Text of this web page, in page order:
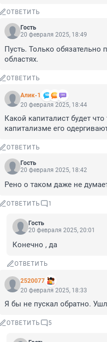
ОТВЕТИТЬ
Гость
20 февраля 2025, 18:49
Пусть. Только
областях.
ОТВЕТИТЬ
Алик-1
20 февраля 2025, 18:44
Какой капиталист будет
капитализме его
ОТВЕТИТЬ
Гость
20 февраля 2025, 18:42
Рено о таком даже не
ОТВЕТИТЬ 1
Гость
20 февраля 2025, 20:01
Конечно , да
ОТВЕТИТЬ
2520077
20 февраля 2025, 18:33
Я бы не пускал обратно.
ОТВЕТИТЬ 5